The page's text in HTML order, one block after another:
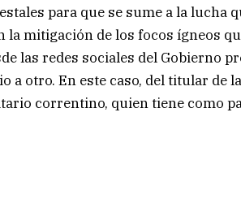
para que se sume a la lucha
la mitigación de los focos ígneos
las redes sociales del Gobierno
a otro. En este caso, del titular de
correntino, quien tiene como